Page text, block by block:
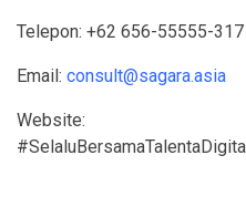
Telepon: +62 656-55555-317
Email: consult@sagara.asia